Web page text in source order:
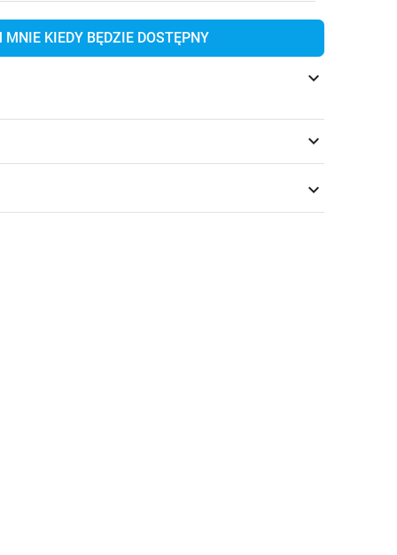
MNIE KIEDY BĘDZIE DOSTĘPNY
keyboard_arrow_down
keyboard_arrow_down
keyboard_arrow_down